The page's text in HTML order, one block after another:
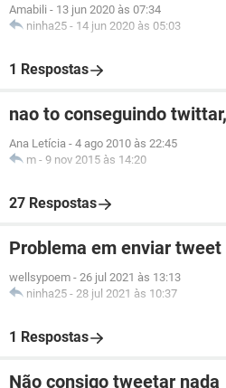
Amabili - 13 jun 2020 às 07:34
ninha25 - 14 jun 2020 às 05:03
1 Respostas
nao to conseguindo
Ana Letícia - 4 ago 2010 às 22:45
m - 9 nov 2015 às 14:20
27 Respostas
Problema em enviar tweet
wellsypoem - 26 jul 2021 às 13:13
ninha25 - 28 jul 2021 às 10:37
1 Respostas
Não consigo tweetar nada